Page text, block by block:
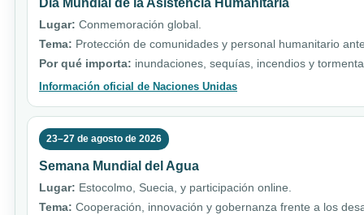
Día Mundial de la Asistencia Humanitaria
Lugar: Conmemoración global.
Tema: Protección de comunidades y personal humanitario
Por qué importa: inundaciones, sequías, incendios y
Información oficial de Naciones Unidas
23–27 de agosto de 2026
Semana Mundial del Agua
Lugar: Estocolmo, Suecia, y participación online.
Tema: Cooperación, innovación y gobernanza frente a los